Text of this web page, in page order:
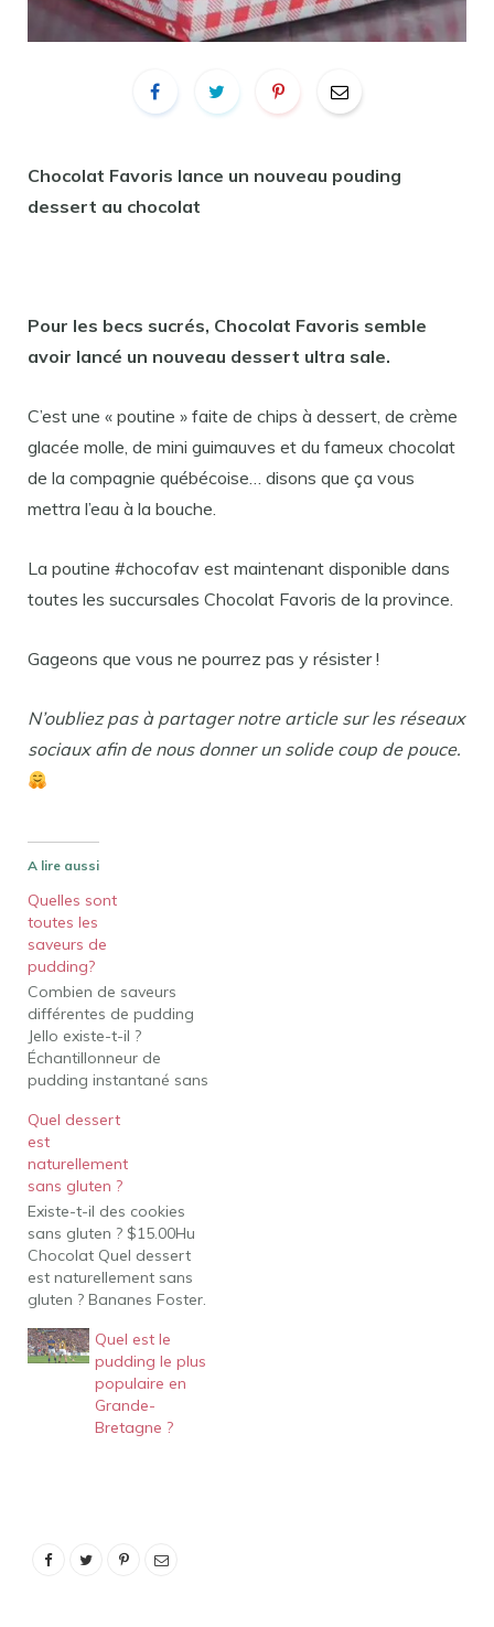
Chocolat Favoris lance un nouveau pouding
dessert au chocolat
Pour les becs sucrés, Chocolat Favoris semble
avoir lancé un nouveau dessert ultra sale.
C’est une « poutine » faite de chips à dessert, de crème
glacée molle, de mini guimauves et du fameux chocolat
de la compagnie québécoise… disons que ça vous
mettra l’eau à la bouche.
La poutine #chocofav est maintenant disponible dans
toutes les succursales Chocolat Favoris de la province.
Gageons que vous ne pourrez pas y résister !
N’oubliez pas à partager notre article sur les réseaux
sociaux afin de nous donner un solide coup de pouce.
A lire aussi
Quelles sont
toutes les
saveurs de
pudding?
Combien de saveurs
différentes de pudding
Jello existe-t-il ?
Échantillonneur de
pudding instantané sans
saveurs différentes 0,9-
1,4 oz) Quelles sont
toutes les saveurs de
pudding? Pudding
Éclaboussures de sirène.
Acheter maintenant.
Pack de collations au
trésor du dragon.
Acheter maintenant.
Mangue tropicale.
Acheter…
Quel dessert
est
naturellement
sans gluten ?
Existe-t-il des cookies
sans gluten ? $15.00Hu
Chocolat Quel dessert
est naturellement sans
gluten ? Bananes Foster.
naturellement sans
gluten les plus classiques
: les bananes nourricières
! Sauter les bananes
dans une sauce gluante
Quel est le
pudding le plus
populaire en
Grande-
Bretagne ?